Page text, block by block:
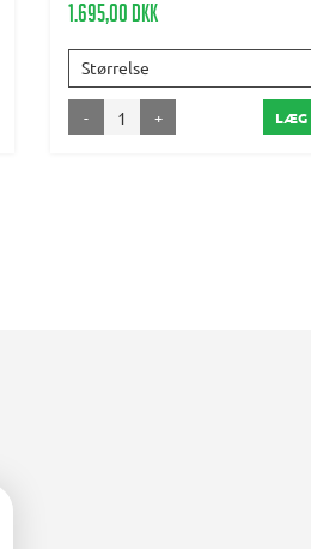
1.695,00 DKK
Størrelse
- + LÆG